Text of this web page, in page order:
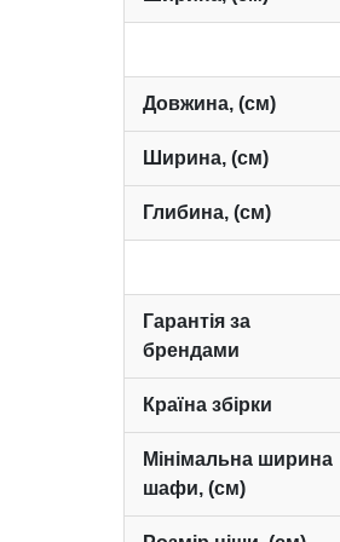
Довжина, (см)
Ширина, (см)
Глибина, (см)
Гарантія за
брендами
Країна збірки
Мінімальна ширина
шафи, (см)